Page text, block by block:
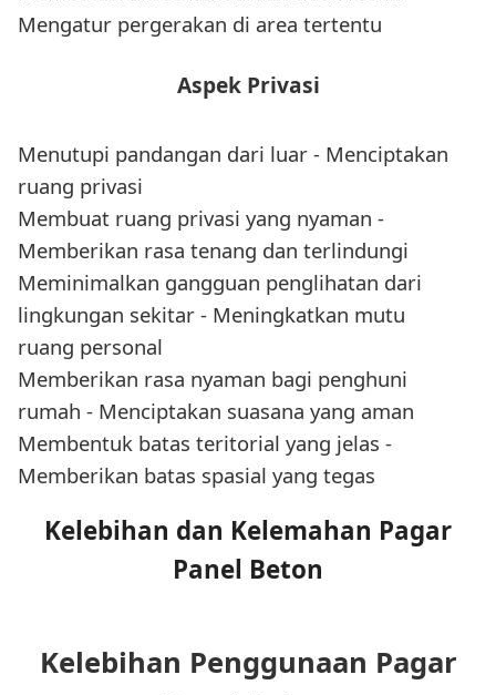
Mengatur pergerakan di area tertentu
Aspek Privasi
Menutupi pandangan dari luar - Menciptakan
ruang privasi
Membuat ruang privasi yang nyaman -
Memberikan rasa tenang dan terlindungi
Meminimalkan gangguan penglihatan dari
lingkungan sekitar - Meningkatkan mutu
ruang personal
Memberikan rasa nyaman bagi penghuni
rumah - Menciptakan suasana yang aman
Membentuk batas teritorial yang jelas -
Memberikan batas spasial yang tegas
Kelebihan dan Kelemahan Pagar
Panel Beton
Kelebihan Penggunaan Pagar